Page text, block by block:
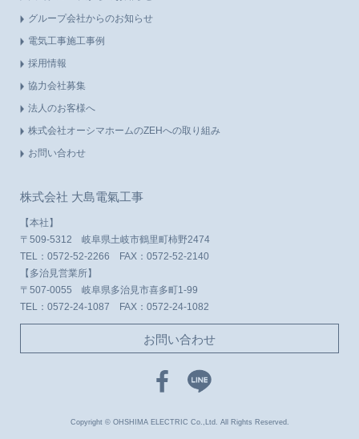
グループ会社からのお知らせ
電気工事施工事例
採用情報
協力会社募集
法人のお客様へ
株式会社オーシマホームのZEHへの取り組み
お問い合わせ
株式会社 大島電氣工事
【本社】
〒509-5312 岐阜県土岐市鶴里町柿野2474
TEL： 0572-52-2266 FAX：0572-52-2140
【多治見営業所】
〒507-0055 岐阜県多治見市喜多町1-99
TEL： 0572-24-1087 FAX：0572-24-1082
お問い合わせ
Copyright © OHSHIMA ELECTRIC Co.,Ltd. All Rights Reserved.